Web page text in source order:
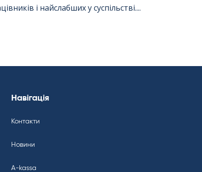
і найслабших у суспільстві....
Навігація
Контакти
Новини
A-kassa